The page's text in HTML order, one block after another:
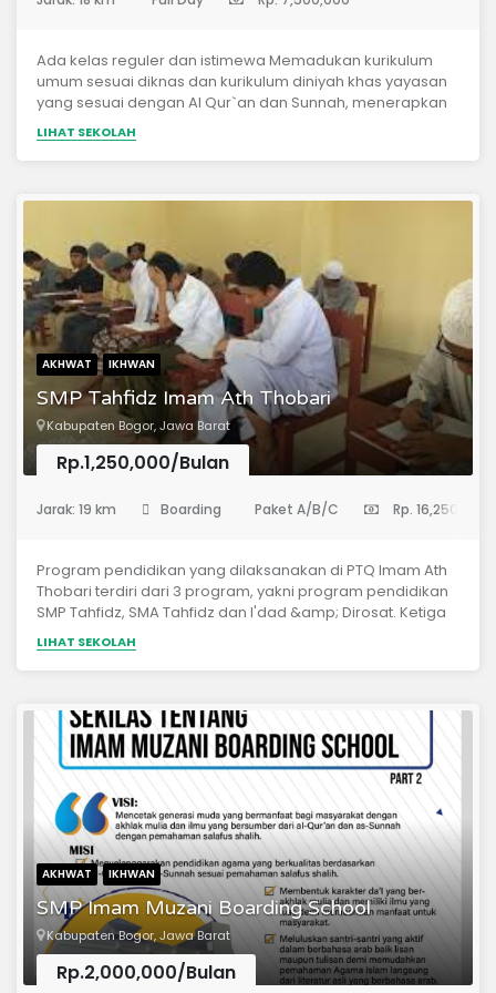
Ada kelas reguler dan istimewa Memadukan kurikulum
umum sesuai diknas dan kurikulum diniyah khas yayasan
yang sesuai dengan Al Qur`an dan Sunnah, menerapkan
sistem zonasi dalam penerimaan peserta didik baru
LIHAT SEKOLAH
AKHWAT IKHWAN
SMP Tahfidz Imam Ath Thobari
Kabupaten Bogor, Jawa Barat
Rp.1,250,000/Bulan
Jarak: 19 km Boarding Paket A/B/C Rp. 16,250,000
Program pendidikan yang dilaksanakan di PTQ Imam Ath
Thobari terdiri dari 3 program, yakni program pendidikan
SMP Tahfidz, SMA Tahfidz dan I'dad &amp; Dirosat. Ketiga
program tersebut dilaksanakan dengan konsep boarding
school (pondok). Adapun jadwal penjengukan dan
kepulangan santri yang akan diatur sesuai dengan alokasi
ditentukan.Kurikulum yang dilaksanakan di PTQ Imam Ath
Thobari terdiri dari kurikulum Diniyah 50%, bahasa Arab
25%, dan Pengetahuan Umum 25%.&nbsp;&nbsp;
LIHAT SEKOLAH
AKHWAT IKHWAN
SMP Imam Muzani Boarding School
Kabupaten Bogor, Jawa Barat
Rp.2,000,000/Bulan